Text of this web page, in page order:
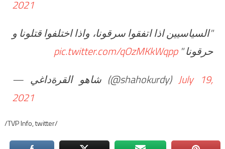
2021
"السياسيين اذا اتفقوا سرقونا، واذا اختلفوا قتلونا و
حرقونا "pic.twitter.com/qOzMKkWqpp
— شاهو القرةداغي (@shahokurdy)July 19,
2021
/TVP Info, twitter/